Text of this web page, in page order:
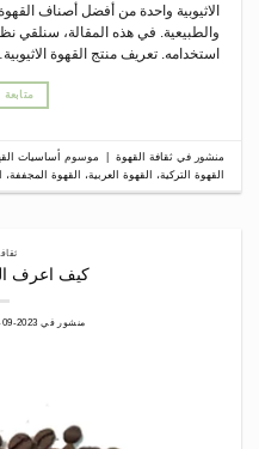
الاثيوبية واحدة من أفضل أصناف
والطبيعية. في هذه المقالة، سنلقي
استخدامه. تعريف منتج القهوة
متابعة
منشور فيثقافة القهوة | موسوم أساسيات
القهوة التركية، القهوة العربية، القهوة المجففة،
كيف اعرف
منشور في 2023-09-11